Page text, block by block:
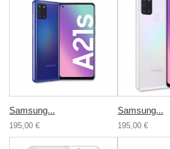
Samsung...
195,00 €
Samsung...
195,00 €